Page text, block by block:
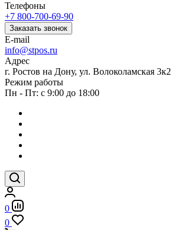
Телефоны
+7 800-700-69-90
Заказать звонок
E-mail
info@stpos.ru
Адрес
г. Ростов на Дону, ул. Волоколамская 3к2
Режим работы
Пн - Пт: с 9:00 до 18:00
0
0